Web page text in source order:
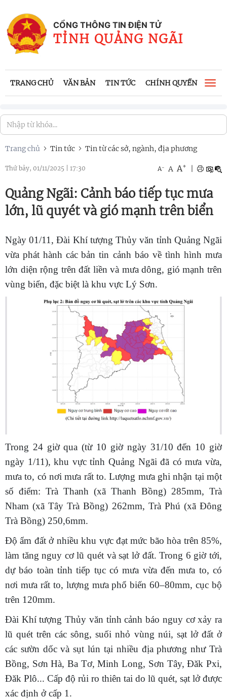
CỔNG THÔNG TIN ĐIỆN TỬ
TỈNH QUẢNG NGÃI
TRANG CHỦ VĂN BẢN TIN TỨC CHÍNH QUYỀN
Trang chủ Tin tức Tin từ các sở, ngành, địa phương
Thứ bảy, 01/11/2025 17:30 A- A A+
Quảng Ngãi: Cảnh báo tiếp tục mưa
lớn, lũ quyét và gió mạnh trên biển
Ngày 01/11, Đài Khí tượng Thủy văn tỉnh Quảng Ngãi
vừa phát hành các bản tin cảnh báo về tình hình mưa
lớn diện rộng trên đất liền và mưa dông, gió mạnh trên
vùng biển, đặc biệt là khu vực Lý Sơn.
Trong 24 giờ qua (từ 10 giờ ngày 31/10 đến 10 giờ
ngày 1/11), khu vực tỉnh Quảng Ngãi đã có mưa vừa,
mưa to, có nơi mưa rất to. Lượng mưa ghi nhận tại một
số điểm: Trà Thanh (xã Thanh Bồng) 285mm, Trà
Nham (xã Tây Trà Bồng) 262mm, Trà Phú (xã Đông
Trà Bồng) 250,6mm.
Độ ẩm đất ở nhiều khu vực đạt mức bão hòa trên 85%,
làm tăng nguy cơ lũ quét và sạt lở đất. Trong 6 giờ tới,
dự báo toàn tỉnh tiếp tục có mưa vừa đến mưa to, có
nơi mưa rất to, lượng mưa phổ biến 60–80mm, cục bộ
trên 120mm.
Đài Khí tượng Thủy văn tỉnh cảnh báo nguy cơ xảy ra
lũ quét trên các sông, suối nhỏ vùng núi, sạt lở đất ở
các sườn dốc và sụt lún tại nhiều địa phương như Trà
Bồng, Sơn Hà, Ba Tơ, Minh Long, Sơn Tây, Đăk Pxi,
Đăk Plô... Cấp độ rủi ro thiên tai do lũ quét, sạt lở được
xác định ở cấp 1.